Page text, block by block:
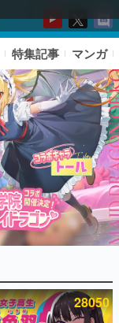
特集記事 マンガ
28050